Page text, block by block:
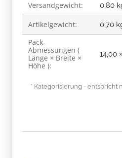
Versandgewicht:
0,80
Artikelgewicht: 0,70
Pack-
Abmessungen (
Länge × Breite ×
Höhe ):
14,00
* Kategorisierung - entspricht